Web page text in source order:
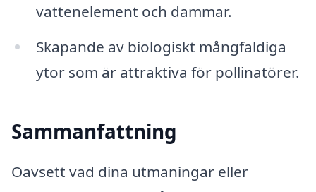
vattenelement och dammar.
Skapande av biologiskt mångfaldiga
ytor som är attraktiva för pollinatörer.
Sammanfattning
Oavsett vad dina utmaningar eller